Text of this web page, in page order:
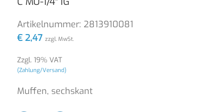
Artikelnummer: 2813910081
€ 2,47 zzgl. MwSt.
Zzgl. 19% VAT
(Zahlung/Versand)
Muffen, sechskant